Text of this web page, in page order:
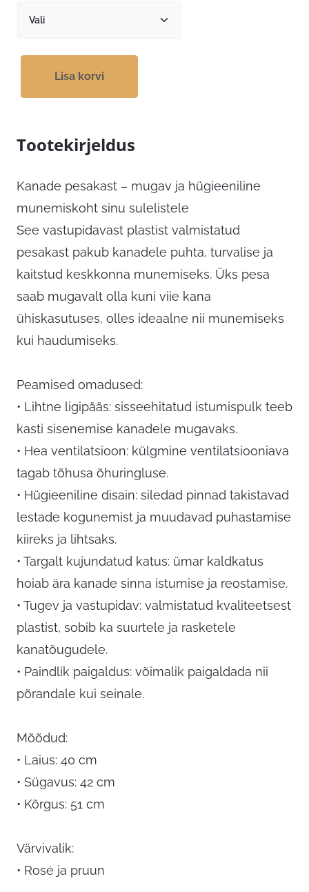
Lisa korvi
Tootekirjeldus
Kanade pesakast – mugav ja hügieeniline
munemiskoht sinu sulelistele
See vastupidavast plastist valmistatud
pesakast pakub kanadele puhta, turvalise ja
kaitstud keskkonna munemiseks. Üks pesa
saab mugavalt olla kuni viie kana
ühiskasutuses, olles ideaalne nii munemiseks
kui haudumiseks.
Peamised omadused:
• Lihtne ligipääs: sisseehitatud istumispulk teeb
kasti sisenemise kanadele mugavaks.
• Hea ventilatsioon: külgmine ventilatsiooniava
tagab tõhusa õhuringluse.
• Hügieeniline disain: siledad pinnad takistavad
lestade kogunemist ja muudavad puhastamise
kiireks ja lihtsaks.
• Targalt kujundatud katus: ümar kaldkatus
hoiab ära kanade sinna istumise ja reostamise.
• Tugev ja vastupidav: valmistatud kvaliteetsest
plastist, sobib ka suurtele ja rasketele
kanatõugudele.
• Paindlik paigaldus: võimalik paigaldada nii
põrandale kui seinale.
Mõõdud:
• Laius: 40 cm
• Sügavus: 42 cm
• Kõrgus: 51 cm
Värvivalik:
• Rosé ja pruun